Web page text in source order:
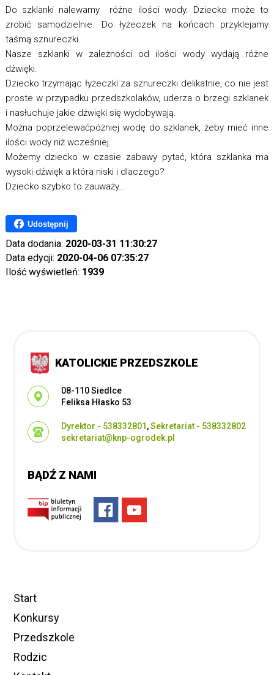
Do szklanki nalewamy różne ilości wody. Dziecko może to
zrobić samodzielnie. Do łyżeczek na końcach przyklejamy
taśmą sznureczki.
Nasze szklanki w zależności od ilości wody wydają różne
dźwięki.
Dziecko trzymając łyżeczki za sznureczki delikatnie, co nie jest
proste w przypadku przedszkolaków, uderza o brzegi szklanek
i nasłuchuje jakie dźwięki się wydobywają.
Można poprzelewaćpóżniej wodę do szklanek, żeby mieć inne
ilości wody niż wcześniej.
Możemy dziecko w czasie zabawy pytać, która szklanka ma
wysoki dźwięk a która niski i dlaczego?
Dziecko szybko to zauważy…
Udostępnij
Data dodania: 2020-03-31 11:30:27
Data edycji: 2020-04-06 07:35:27
Ilość wyświetleń: 1939
KATOLICKIE PRZEDSZKOLE
Adres pocztowy:
08-110 Siedlce
Feliksa Hłasko 53
Dyrektor - 538332801 ,Sekretariat - 538332802
sekretariat@knp-ogrodek.pl
BĄDŹ Z NAMI
Start
Konkursy
Przedszkole
Rodzic